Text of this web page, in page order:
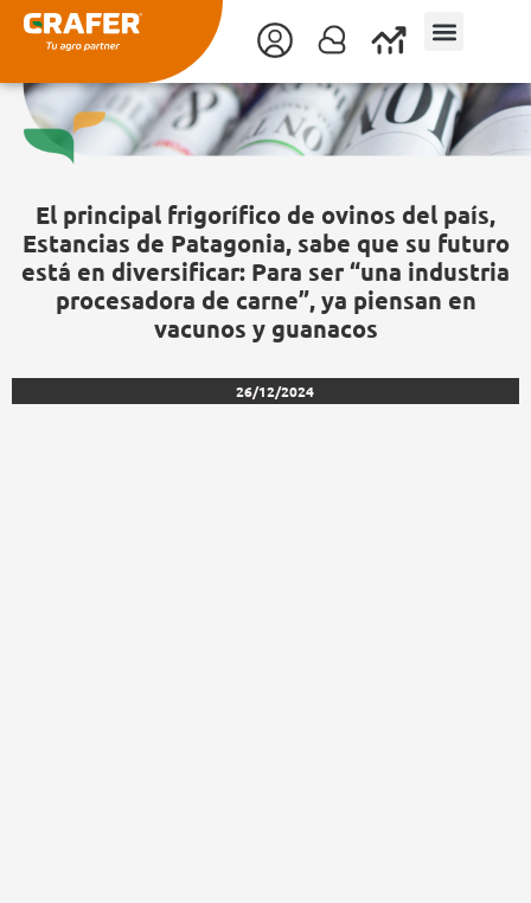
contenido
El principal frigorífico de ovinos del país,
Estancias de Patagonia, sabe que su futuro
está en diversificar: Para ser “una industria
procesadora de carne”, ya piensan en
vacunos y guanacos
26/12/2024